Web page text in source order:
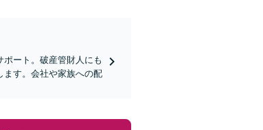
ポート。破産管財人にも
ます。会社や家族への配